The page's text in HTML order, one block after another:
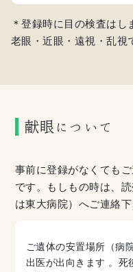
＊登録時に目の検査はし
老眼・近眼・遠視・乱視
献眼について
事前に登録がなくても
です。もしもの時は、
は東大病院）へご連絡下
ご遺体の安置場所（病
出医が出向きます 。死